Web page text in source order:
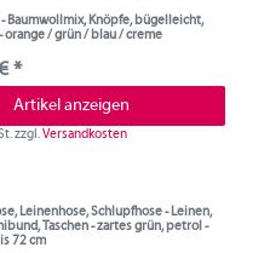
- Baumwollmix, Knöpfe, bügelleicht,
orange / grün / blau / creme
*
Artikel anzeigen
zzgl.Versandkosten
Leinenhose, Schlupfhose - Leinen,
Taschen - zartes grün, petrol -
72 cm